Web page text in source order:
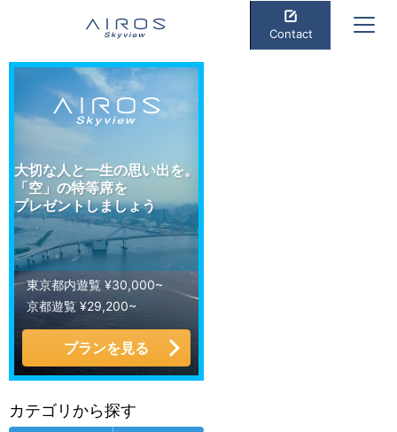
Contact
大切な人と一生の思い出を。
「空」の特等席を
プレゼントしましょう
東京都内遊覧 ¥30,000~
京都遊覧 ¥29,200~
プランを見る
カテゴリから探す